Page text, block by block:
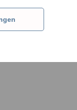
5 sterren
beoordelingen >>